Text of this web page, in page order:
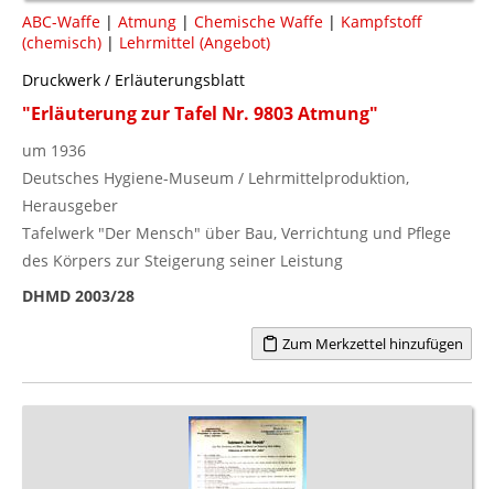
ABC-Waffe | Atmung | Chemische Waffe | Kampfstoff
(chemisch) | Lehrmittel (Angebot)
Druckwerk / Erläuterungsblatt
"Erläuterung zur Tafel Nr. 9803 Atmung"
um 1936
Deutsches Hygiene-Museum / Lehrmittelproduktion,
Herausgeber
Tafelwerk "Der Mensch" über Bau, Verrichtung und Pflege
des Körpers zur Steigerung seiner Leistung
DHMD 2003/28
Zum Merkzettel hinzufügen